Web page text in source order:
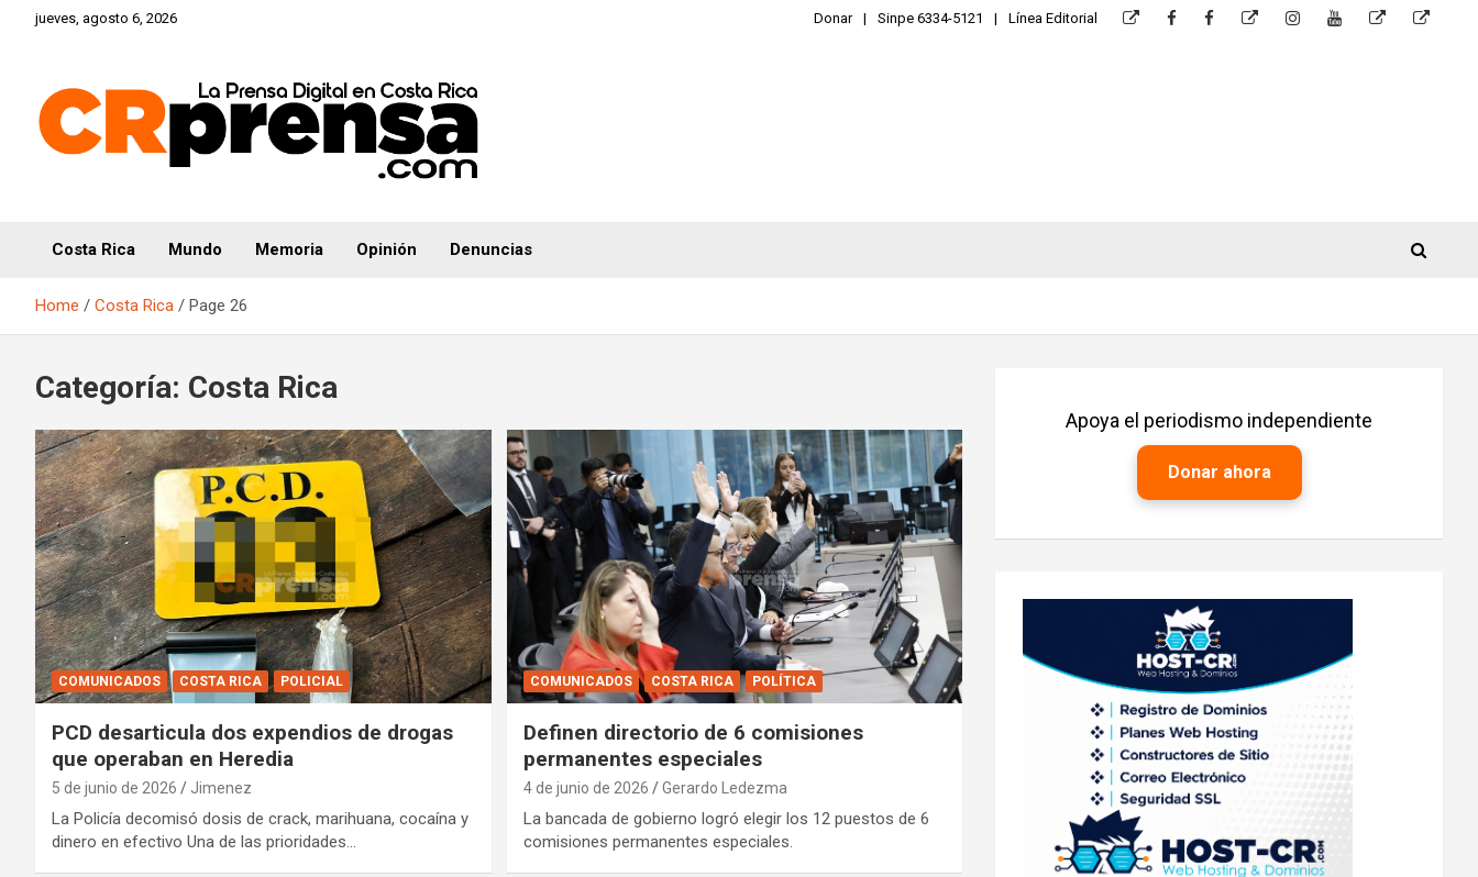
jueves, agosto 6, 2026 Donar Sinpe 6334-5121 Línea Editorial
Costa Rica Mundo Memoria Opinión Denuncias
Home Costa Rica Page 26
Categoría: Costa Rica
COMUNICADOS COSTA RICA POLICIAL
PCD desarticula dos expendios de drogas
que operaban en Heredia
5 de junio de 2026 Jimenez
La Policía decomisó dosis de crack, marihuana, cocaína y
dinero en efectivo Una de las prioridades…
COMUNICADOS COSTA RICA POLÍTICA
Definen directorio de 6 comisiones
permanentes especiales
4 de junio de 2026 Gerardo Ledezma
La bancada de gobierno logró elegir los 12 puestos de 6
comisiones permanentes especiales.
Apoya el periodismo independiente
Donar ahora